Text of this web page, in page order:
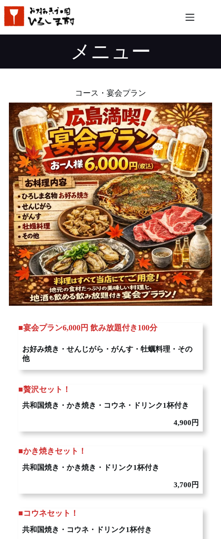
コ
ン
テ
ン
メニュー
コース・宴会プラン
■宴会プラン6,000円 飲み放題付き100分
お好み焼き・せんじがら・がんす・牡蠣料理・その
他
■贅沢セット！
共和国焼き・かき焼き・コウネ・ドリンク1杯付き
4,900円
■かき焼きセット！
共和国焼き・かき焼き・ドリンク1杯付き
3,700円
■コウネセット！
共和国焼き・コウネ・ドリンク1杯付き